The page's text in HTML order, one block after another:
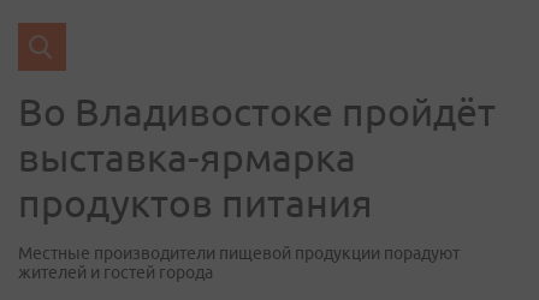
Во Владивостоке пройдёт
выставка-ярмарка
продуктов питания
Местные производители пищевой продукции порадуют
жителей и гостей города